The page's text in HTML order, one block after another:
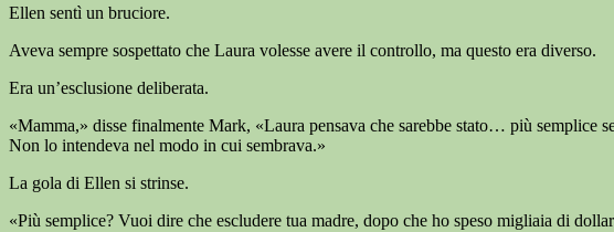
Ellen sentì un bruciore.
Aveva sempre sospettato che Laura volesse avere il controllo, ma questo era diverso.
Era un’esclusione deliberata.
«Mamma,» disse finalmente Mark, «Laura pensava che sarebbe stato… più semplice
Non lo intendeva nel modo in cui sembrava.»
La gola di Ellen si strinse.
«Più semplice? Vuoi dire che escludere tua madre, dopo che ho speso migliaia di